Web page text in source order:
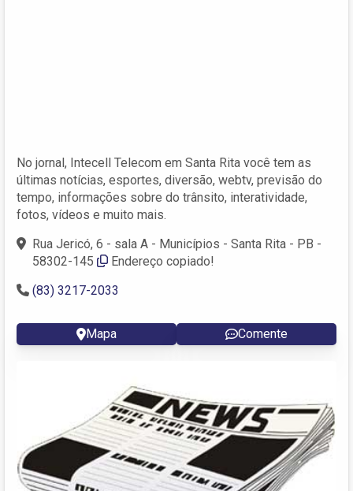
No jornal, Intecell Telecom em Santa Rita você tem as
últimas notícias, esportes, diversão, webtv, previsão do
tempo, informações sobre do trânsito, interatividade,
fotos, vídeos e muito mais.
Rua Jericó, 6 - sala A - Municípios - Santa Rita - PB -
58302-145
Endereço copiado!
(83) 3217-2033
Mapa Comente